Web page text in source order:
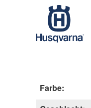
Farbe: